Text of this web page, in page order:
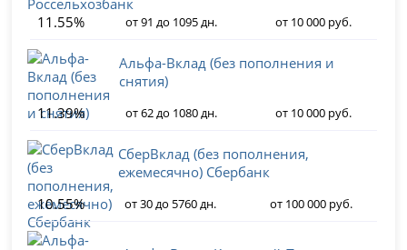
11.55%
от 91 до 1095 дн. от 10 000 руб.
Альфа-Вклад (без пополнения и
снятия)
11.39%
от 62 до 1080 дн. от 10 000 руб.
СберВклад (без пополнения,
ежемесячно) Сбербанк
10.55%
от 30 до 5760 дн. от 100 000 руб.